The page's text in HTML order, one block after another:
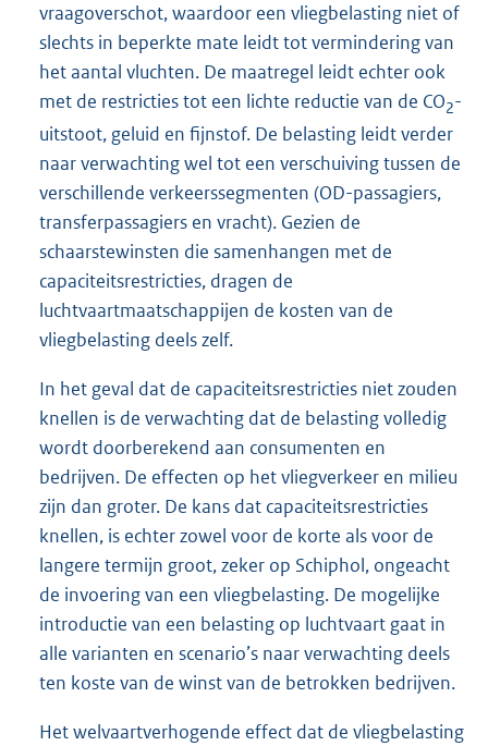
vraagoverschot, waardoor een vliegbelasting niet of
slechts in beperkte mate leidt tot vermindering van
het aantal vluchten. De maatregel leidt echter ook
met de restricties tot een lichte reductie van de CO2-
uitstoot, geluid en fijnstof. De belasting leidt verder
naar verwachting wel tot een verschuiving tussen de
verschillende verkeerssegmenten (OD-passagiers,
transferpassagiers en vracht). Gezien de
schaarstewinsten die samenhangen met de
capaciteitsrestricties, dragen de
luchtvaartmaatschappijen de kosten van de
vliegbelasting deels zelf.
In het geval dat de capaciteitsrestricties niet zouden
knellen is de verwachting dat de belasting volledig
wordt doorberekend aan consumenten en
bedrijven. De effecten op het vliegverkeer en milieu
zijn dan groter. De kans dat capaciteitsrestricties
knellen, is echter zowel voor de korte als voor de
langere termijn groot, zeker op Schiphol, ongeacht
de invoering van een vliegbelasting. De mogelijke
introductie van een belasting op luchtvaart gaat in
alle varianten en scenario’s naar verwachting deels
ten koste van de winst van de betrokken bedrijven.
Het welvaartverhogende effect dat de vliegbelasting